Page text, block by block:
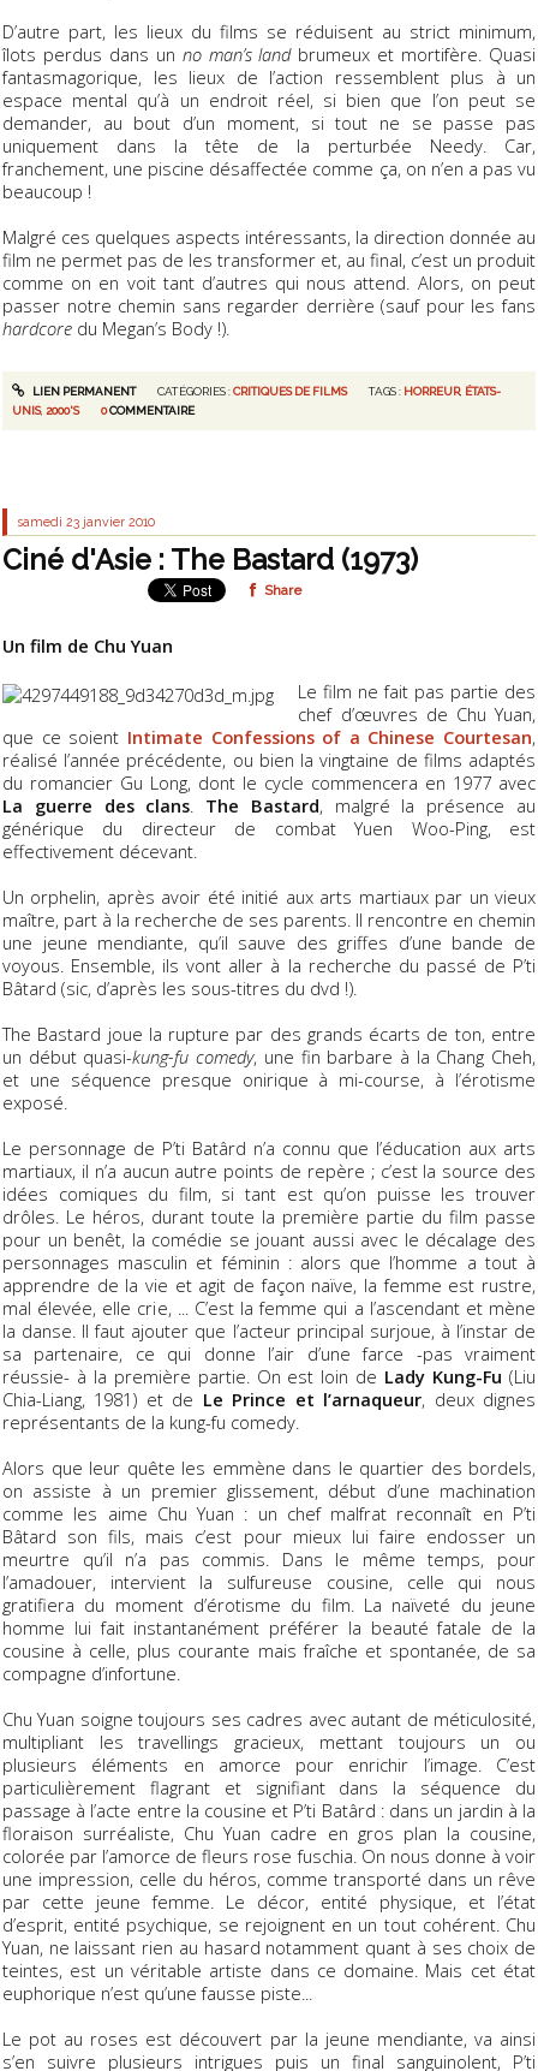
D’autre part, les lieux du films se réduisent au strict minimum,
îlots perdus dans un no man’s landbrumeux et mortifère. Quasi
fantasmagorique, les lieux de l’action ressemblent plus à un
espace mental qu’à un endroit réel, si bien que l’on peut se
demander, au bout d’un moment, si tout ne se passe pas
uniquement dans la tête de la perturbée Needy. Car,
franchement, une piscine désaffectée comme ça, on n’en a pas vu
beaucoup !
Malgré ces quelques aspects intéressants, la direction donnée au
film ne permet pas de les transformer et, au final, c’est un produit
comme on en voit tant d’autres qui nous attend. Alors, on peut
passer notre chemin sans regarder derrière (sauf pour les fans
hardcore du Megan’s Body !).
LIEN PERMANENT CATÉGORIES :CRITIQUES DE FILMS TAGS : HORREUR, ÉTATS-
UNIS, 2000'S 0COMMENTAIRE
samedi 23 janvier 2010
Ciné d'Asie : The Bastard (1973)
Share
Un film de Chu Yuan
Le film ne fait pas partie des
chef d’œuvres de Chu Yuan,
que ce soient Intimate Confessions of a Chinese Courtesan,
réalisé l’année précédente, ou bien la vingtaine de films adaptés
du romancier Gu Long, dont le cycle commencera en 1977 avec
La guerre des clans
The Bastard, malgré la présence au
générique du directeur de combat Yuen Woo-Ping, est
effectivement décevant.
Un orphelin, après avoir été initié aux arts martiaux par un vieux
maître, part à la recherche de ses parents. Il rencontre en chemin
une jeune mendiante, qu’il sauve des griffes d’une bande de
voyous. Ensemble, ils vont aller à la recherche du passé de P’ti
Bâtard (sic, d’après les sous-titres du dvd !).
The Bastard joue la rupture par des grands écarts de ton, entre
un début quasi-kung-fu comedy, une fin barbare à la Chang Cheh,
et une séquence presque onirique à mi-course, à l’érotisme
exposé.
Le personnage de P’ti Batârd n’a connu que l’éducation aux arts
martiaux, il n’a aucun autre points de repère ; c’est la source des
idées comiques du film, si tant est qu’on puisse les trouver
drôles. Le héros, durant toute la première partie du film passe
pour un benêt, la comédie se jouant aussi avec le décalage des
personnages masculin et féminin : alors que l’homme a tout à
apprendre de la vie et agit de façon naïve, la femme est rustre,
mal élevée, elle crie, ... C’est la femme qui a l’ascendant et mène
la danse. Il faut ajouter que l’acteur principal surjoue, à l’instar de
sa partenaire, ce qui donne l’air d’une farce -pas vraiment
réussie- à la première partie. On est loin de Lady Kung-Fu (Liu
Chia-Liang, 1981) et de Le Prince et l’arnaqueur, deux dignes
représentants de la kung-fu comedy.
Alors que leur quête les emmène dans le quartier des bordels,
on assiste à un premier glissement, début d’une machination
comme les aime Chu Yuan : un chef malfrat reconnaît en P’ti
Bâtard son fils, mais c’est pour mieux lui faire endosser un
meurtre qu’il n’a pas commis. Dans le même temps, pour
l’amadouer, intervient la sulfureuse cousine, celle qui nous
gratifiera du moment d’érotisme du film. La naïveté du jeune
homme lui fait instantanément préférer la beauté fatale de la
cousine à celle, plus courante mais fraîche et spontanée, de sa
compagne d’infortune.
Chu Yuan soigne toujours ses cadres avec autant de méticulosité,
multipliant les travellings gracieux, mettant toujours un ou
plusieurs éléments en amorce pour enrichir l’image. C’est
particulièrement flagrant et signifiant dans la séquence du
passage à l’acte entre la cousine et P’ti Batârd : dans un jardin à la
floraison surréaliste, Chu Yuan cadre en gros plan la cousine,
colorée par l’amorce de fleurs rose fuschia. On nous donne à voir
une impression, celle du héros, comme transporté dans un rêve
par cette jeune femme. Le décor, entité physique, et l’état
d’esprit, entité psychique, se rejoignent en un tout cohérent. Chu
Yuan, ne laissant rien au hasard notamment quant à ses choix de
teintes, est un véritable artiste dans ce domaine. Mais cet état
euphorique n’est qu’une fausse piste...
Le pot au roses est découvert par la jeune mendiante, va ainsi
s’en suivre plusieurs intrigues puis un final sanguinolent, P’ti